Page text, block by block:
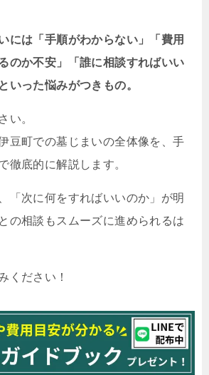
には「手順がわからない」「費用
のか不安」「誰に相談すればいい
いった悩みがつきもの。
い。
豆町での墓じまいの全体像を、手
徹底的に解説します。
「次に何をすればいいのか」が明
の相談もスムーズに進められるは
ください！